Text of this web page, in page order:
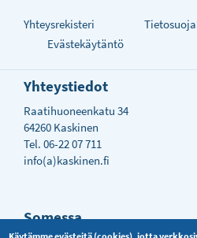
Yhteysrekisteri
Evästekäytäntö
Yhteystiedot
Raatihuoneenkatu 34
64260 Kaskinen
Tel. 06-22 07 711
info(a)kaskinen.fi
Somessa